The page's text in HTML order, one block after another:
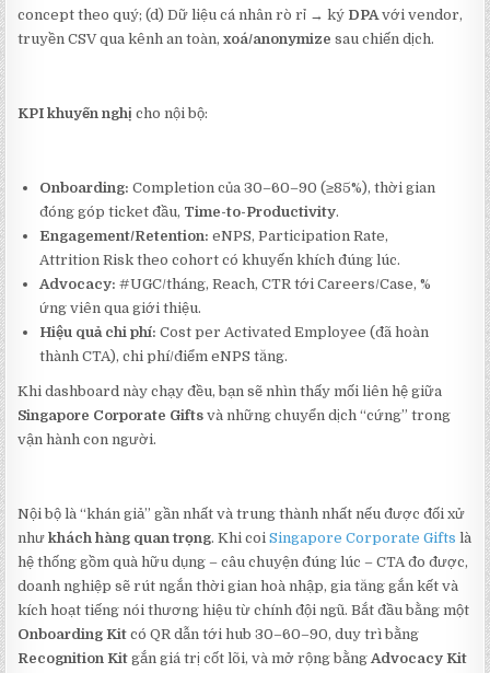
concept theo quý; (d) Dữ liệu cá nhân rò rỉ → ký DPAvới vendor,
truyền CSV qua kênh an toàn,xoá/anonymize sau chiến dịch.
KPI khuyến nghị cho nội bộ:
Onboarding: Completion của 30–60–90 (≥85%), thời gian
đóng góp ticket đầu, Time-to-Productivity.
Engagement/Retention: eNPS, Participation Rate,
Attrition Risk theo cohort có khuyến khích đúng lúc.
Advocacy: #UGC/tháng, Reach, CTR tới Careers/Case, %
ứng viên qua giới thiệu.
Hiệu quả chi phí: Cost per Activated Employee (đã hoàn
thành CTA), chi phí/điểm eNPS tăng.
Khi dashboard này chạy đều, bạn sẽ nhìn thấy mối liên hệ giữa
Singapore Corporate Gifts và những chuyển dịch “cứng” trong
vận hành con người.
Nội bộ là “khán giả” gần nhất và trung thành nhất nếu được đối xử
nhưkhách hàng quan trọng. Khi coiSingapore Corporate Gifts là
hệ thống gồm quà hữu dụng – câu chuyện đúng lúc – CTA đo được,
doanh nghiệp sẽ rút ngắn thời gian hoà nhập, gia tăng gắn kết và
kích hoạt tiếng nói thương hiệu từ chính đội ngũ. Bắt đầu bằng một
Onboarding Kit có QR dẫn tới hub 30–60–90, duy trì bằng
Recognition Kit gắn giá trị cốt lõi, và mở rộng bằngAdvocacy Kit